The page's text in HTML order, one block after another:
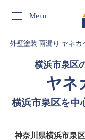
Menu
外壁塗装 雨漏り ヤネ
横浜市泉区
ヤネ
横浜市泉区を中
神奈川県横浜市泉